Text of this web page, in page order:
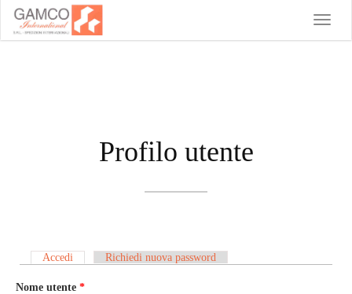
Toggle
Profilo utente
Schede primarie
Accedi (scheda attiva)
Richiedi nuova password
Nome utente *